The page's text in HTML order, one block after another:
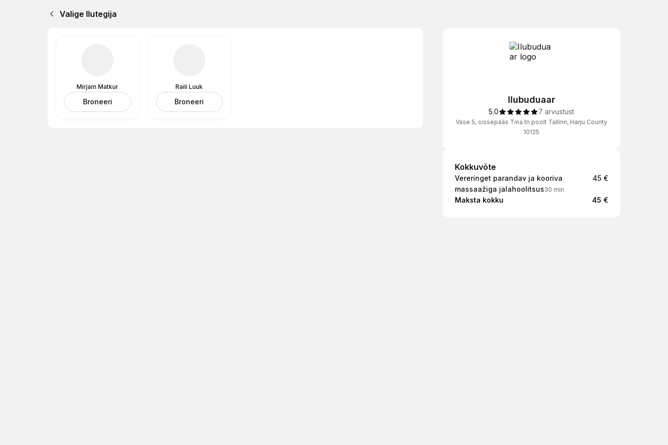
Valige Ilutegija
Mirjam Matkur
Broneeri
Raili Luuk
Broneeri Ilubuduaar
5.0 7 arvustust
Vase 5, sissepääs Tina tn poolt Tallinn, Harju County
10125
Kokkuvõte
Kokkuvõte
Vereringet parandav ja kooriva
massaažiga jalahoolitsus30 min
45 €
Maksta kokku 45 €